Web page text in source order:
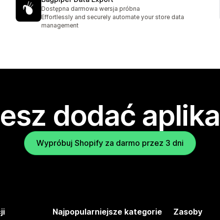
Dostępna darmowa wersja próbna
Effortlessly and securely automate your store data
management
dodać
Wypróbuj Shopify za darmo przez 3 dni
Najpopularniejsze kategorie Zasoby